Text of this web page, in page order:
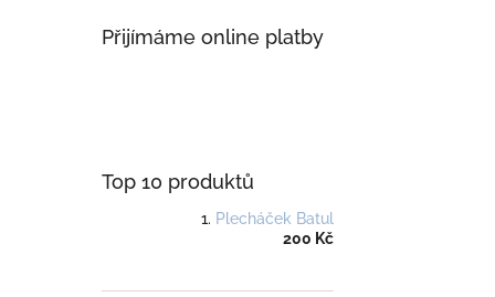
Přijímáme online platby
Top 10 produktů
Plecháček Batul
200 Kč